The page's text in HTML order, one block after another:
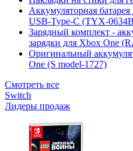
Аккумуляторная
USB-Type-C (TYX-
Зарядный комплект -
зарядки для Xbox One
Оригинальный
One (S model-1727)
Смотреть все
Switch
Лидеры продаж